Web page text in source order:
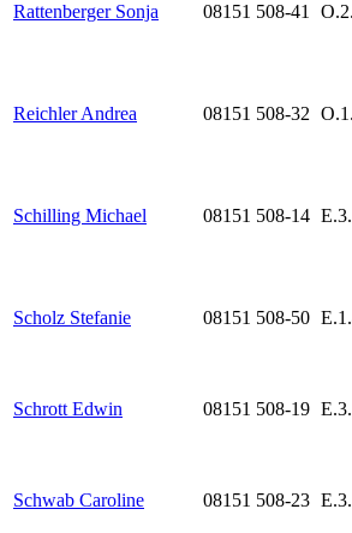
Rattenberger Sonja 08151 508-41
Reichler Andrea 08151 508-32
Schilling Michael 08151 508-14
Scholz Stefanie 08151 508-50
Schrott Edwin 08151 508-19
Schwab Caroline 08151 508-23